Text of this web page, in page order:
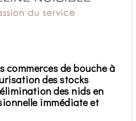
commerces de bouche à
des stocks
des nids en
immédiate et